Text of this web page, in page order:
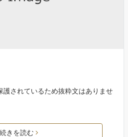
護されているため抜粋文はありませ
続きを読む